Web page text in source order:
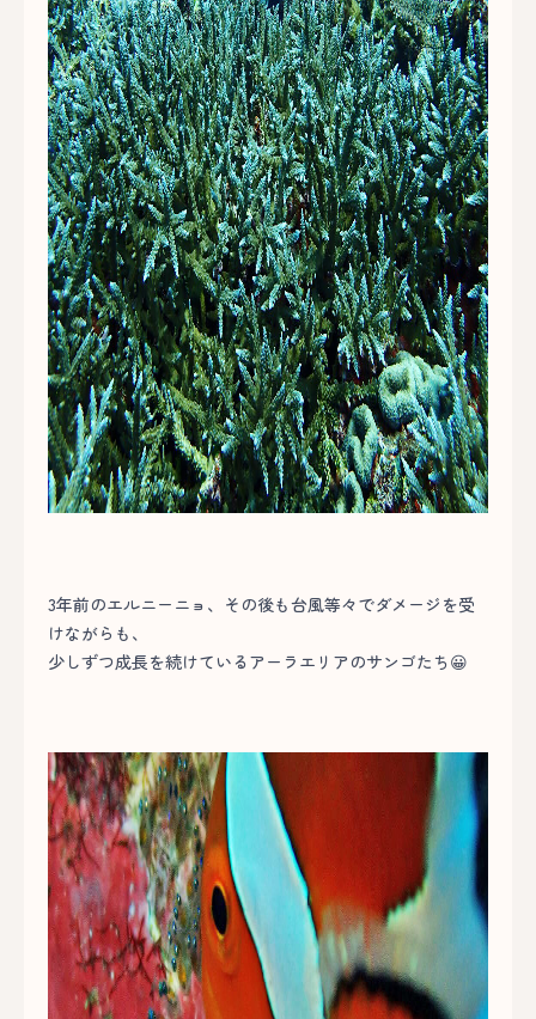
3年前のエルニーニョ、その後も台風等々でダメージを受
けながらも、
少しずつ成長を続けているアーラエリアのサンゴたち😀